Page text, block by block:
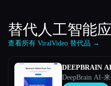
替代人工智能
查看所有 ViralVideo 替代品 →
DEEPBRAIN AI
DeepBrain AI-